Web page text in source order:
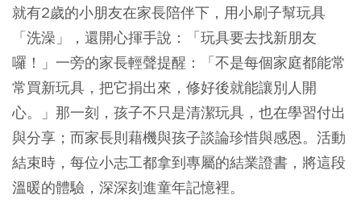
就有2歲的小朋友在家長陪伴下，用小刷子幫玩具
「洗澡」，還開心揮手說：「玩具要去找新朋友
囉！」一旁的家長輕聲提醒：「不是每個家庭都能常
常買新玩具，把它捐出來，修好後就能讓別人開
心。」那一刻，孩子不只是清潔玩具，也在學習付出
與分享；而家長則藉機與孩子談論珍惜與感恩。活動
結束時，每位小志工都拿到專屬的結業證書，將這段
溫暖的體驗，深深刻進童年記憶裡。